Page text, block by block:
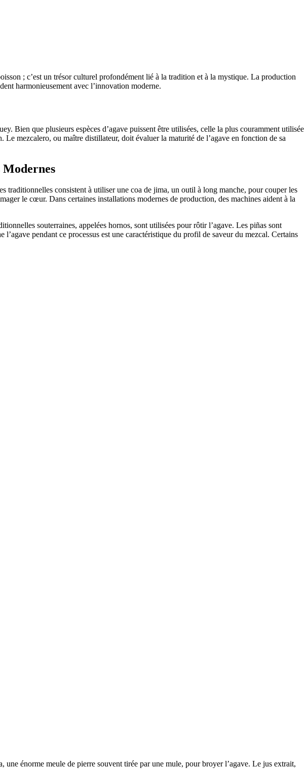
; c’est un trésor culturel profondément lié à la tradition et à la mystique. La production
harmonieusement avec l’innovation moderne.
Bien que plusieurs espèces d’agave puissent être utilisées, celle la plus couramment utilisée
mezcalero, ou maître distillateur, doit évaluer la maturité de l’agave en fonction de sa
Modernes
traditionnelles consistent à utiliser une coa de jima, un outil à long manche, pour couper les
le cœur. Dans certaines installations modernes de production, des machines aident à la
souterraines, appelées hornos, sont utilisées pour rôtir l’agave. Les piñas sont
pendant ce processus est une caractéristique du profil de saveur du mezcal. Certains
énorme meule de pierre souvent tirée par une mule, pour broyer l’agave. Le jus extrait,